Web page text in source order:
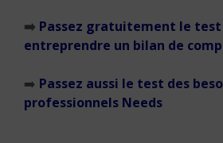
➡️ Passez gratuitement le test
entreprendre un bilan de
➡️ Passez aussi le test des
professionnels Needs